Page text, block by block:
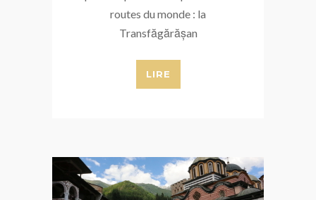
routes du monde : la
Transfăgărășan
LIRE